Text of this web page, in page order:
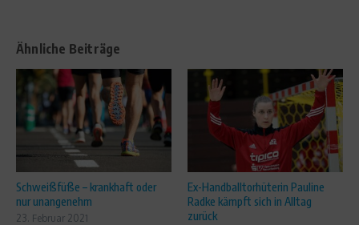
Ähnliche Beiträge
Schweißfüße – krankhaft oder
nur unangenehm
23. Februar 2021
Ex-Handballtorhüterin Pauline
Radke kämpft sich in Alltag
zurück